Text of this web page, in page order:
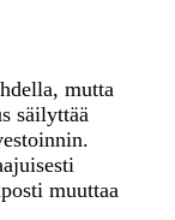
mutta
säilyttää
muuttaa